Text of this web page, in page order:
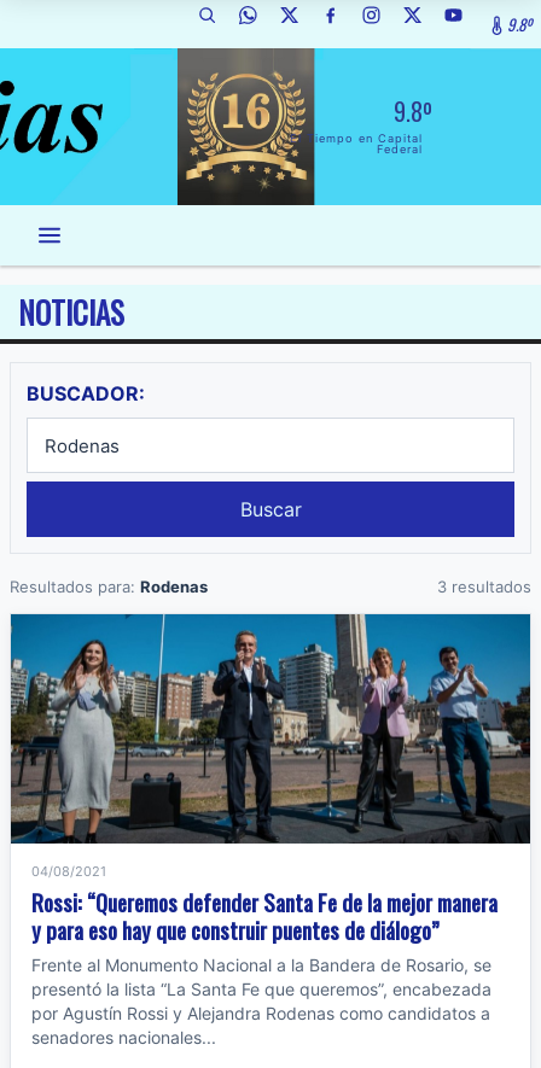
9.8º
9.8º
El Tiempo en Capital
Federal
NOTICIAS
BUSCADOR:
Buscar
Resultados para: Rodenas 3 resultados
04/08/2021
Rossi: “Queremos defender Santa Fe de la mejor manera
y para eso hay que construir puentes de diálogo”
Frente al Monumento Nacional a la Bandera de Rosario, se
presentó la lista “La Santa Fe que queremos”, encabezada
por Agustín Rossi y Alejandra Rodenas como candidatos a
senadores nacionales...